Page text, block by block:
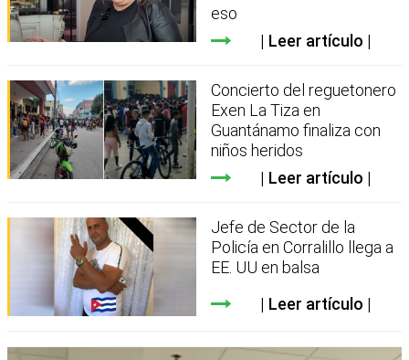
eso
Leer artículo
Concierto del reguetonero
Exen La Tiza en
Guantánamo finaliza con
niños heridos
Leer artículo
Jefe de Sector de la
Policía en Corralillo llega a
EE. UU en balsa
Leer artículo